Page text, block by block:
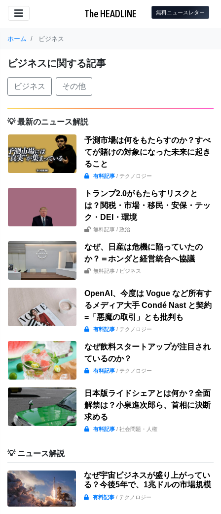
The HEADLINE 無料ニュースレター
ホーム ビジネス
ビジネスに関する記事
ビジネス その他
💡 最新のニュース解説
予測市場は何をもたらすのか？すべ
てが賭けの対象になった未来に起き
ること
有料記事 / テクノロジー
トランプ2.0がもたらすリスクと
は？関税・市場・移民・安保・テッ
ク・DEI・環境
無料記事 / 政治
なぜ、日産は危機に陥っていたの
か？＝ホンダと経営統合へ協議
無料記事 / ビジネス
OpenAI、今度は Vogue など所有す
るメディア大手 Condé Nast と契約
=「悪魔の取引」とも批判も
有料記事 / テクノロジー
なぜ飲料スタートアップが注目され
ているのか？
有料記事 / テクノロジー
日本版ライドシェアとは何か？全面
解禁は？小泉進次郎ら、首相に決断
求める
有料記事 / 社会問題・人権
💡 ニュース解説
なぜ宇宙ビジネスが盛り上がってい
る？今後5年で、1兆ドルの市場規模
有料記事/ テクノロジー